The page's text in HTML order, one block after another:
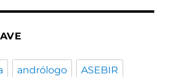
andrólogo ASEBIR